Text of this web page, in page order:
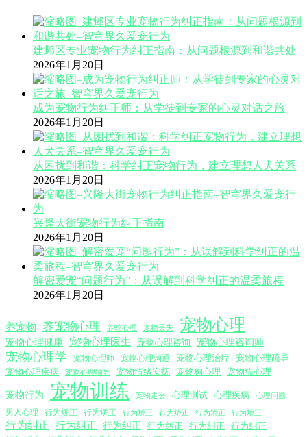
建邺区专业宠物行为纠正指南：从问题根源到和谐共处
2026年1月20日
成为宠物行为纠正师：从学徒到专家的心灵对话之旅
2026年1月20日
从困扰到和谐：科学纠正宠物行为，建立理想人犬关系
2026年1月20日
兴隆大街宠物行为纠正指南
2026年1月20日
解密爱宠“问题行为”：从误解到科学纠正的温柔旅程
2026年1月20日
养宠物 养宠物心理 养蛇心理 宠物丢失 宠物心理
宠物心理健康 宠物心理医生 宠物心理咨询 宠物心理咨询师
宠物心理学 宠物心理师 宠物心理沟通 宠物心理治疗
宠物心理疏导
宠物心理疾病
宠物心理辅导 宠物情绪安抚 宠物狗心理 宠物猫心理
宠物行为 宠物训练 宠物走丢 心理测试 心理疾病 心理问题
男人心理 行为矫正 行为矫正 行为矫正 行为矫正 行为矫正 行为矫正
行为纠正 行为纠正 行为纠正 行为纠正 行为纠正
行为纠正